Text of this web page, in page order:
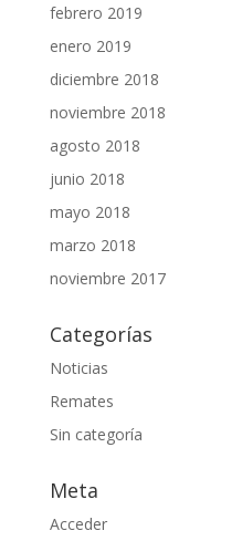
febrero 2019
enero 2019
diciembre 2018
noviembre 2018
agosto 2018
junio 2018
mayo 2018
marzo 2018
noviembre 2017
Categorías
Noticias
Remates
Sin categoría
Meta
Acceder